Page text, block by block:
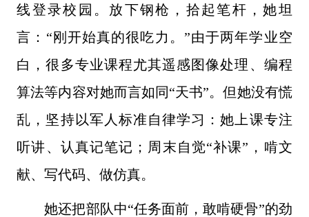
线登录校园。放下钢枪，拾起笔杆，她坦
言：“刚开始真的很吃力。”由于两年学业空
白，很多专业课程尤其遥感图像处理、编程
算法等内容对她而言如同“天书”。但她没有慌
乱，坚持以军人标准自律学习：她上课专注
听讲、认真记笔记；周末自觉“补课”，啃文
献、写代码、做仿真。
她还把部队中“任务面前，敢啃硬骨”的劲